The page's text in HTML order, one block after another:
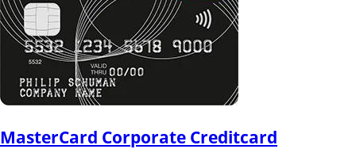
MasterCard Corporate Creditcard